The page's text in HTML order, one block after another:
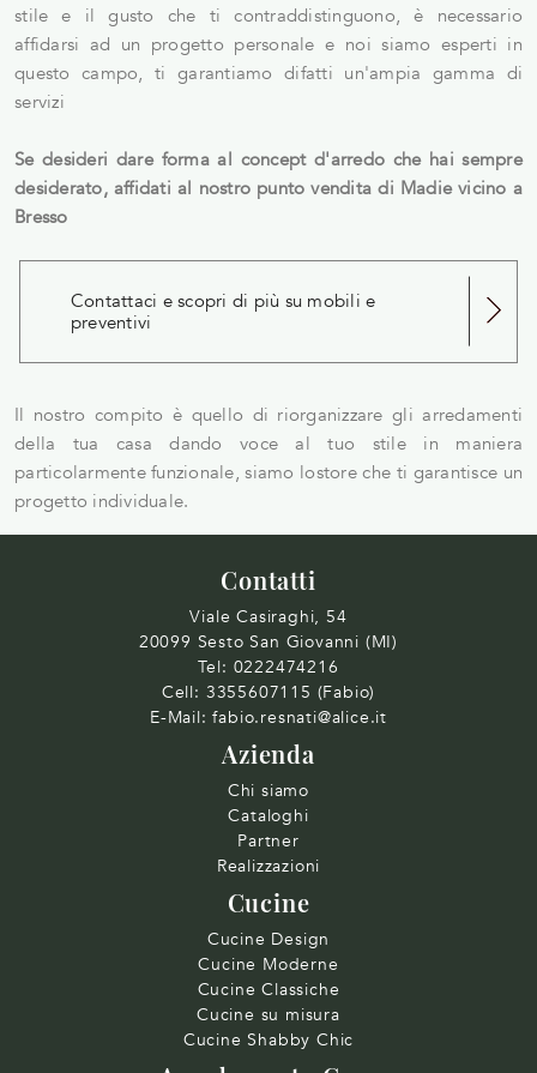
stile e il gusto che ti contraddistinguono, è necessario
affidarsi ad un progetto personale e noi siamo esperti in
questo campo, ti garantiamo difatti un'ampia gamma di
servizi
Se desideri dare forma al concept d'arredo che hai sempre
desiderato, affidati al nostro punto vendita di Madie vicino a
Bresso
Contattaci e scopri di più su mobili e
preventivi
Il nostro compito è quello di riorganizzare gli arredamenti
della tua casa dando voce al tuo stile in maniera
particolarmente funzionale, siamo lostore che ti garantisce un
progetto individuale.
Contatti
Viale Casiraghi, 54
20099 Sesto San Giovanni (MI)
Tel: 0222474216
Cell: 3355607115 (Fabio)
E-Mail: fabio.resnati@alice.it
Azienda
Chi siamo
Cataloghi
Partner
Realizzazioni
Cucine
Cucine Design
Cucine Moderne
Cucine Classiche
Cucine su misura
Cucine Shabby Chic